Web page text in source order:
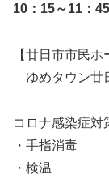
10：15～11：45
【廿日市市民ホ
ゆめタウン廿
コロナ感染症対
・手指消毒
・検温